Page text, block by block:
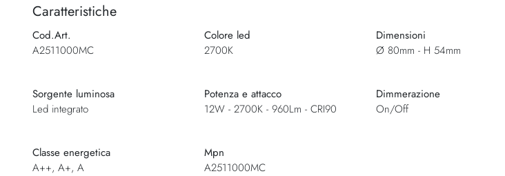
Caratteristiche
Cod.Art.
A2511000MC
Colore led
2700K
Dimensioni
Ø 80mm - H 54mm
Sorgente luminosa
Led integrato
Potenza e attacco
12W - 2700K - 960Lm - CRI90
Dimmerazione
On/Off
Classe energetica
A++, A+, A
Mpn
A2511000MC